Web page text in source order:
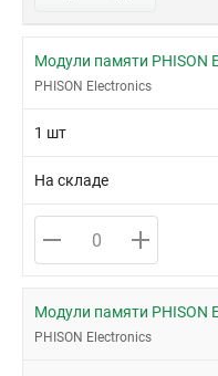
Модули памяти PHISON
PHISON Electronics
1 шт
На складе
Модули памяти PHISON
PHISON Electronics